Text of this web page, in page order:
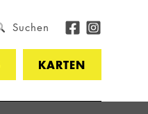
Suchen
KARTEN